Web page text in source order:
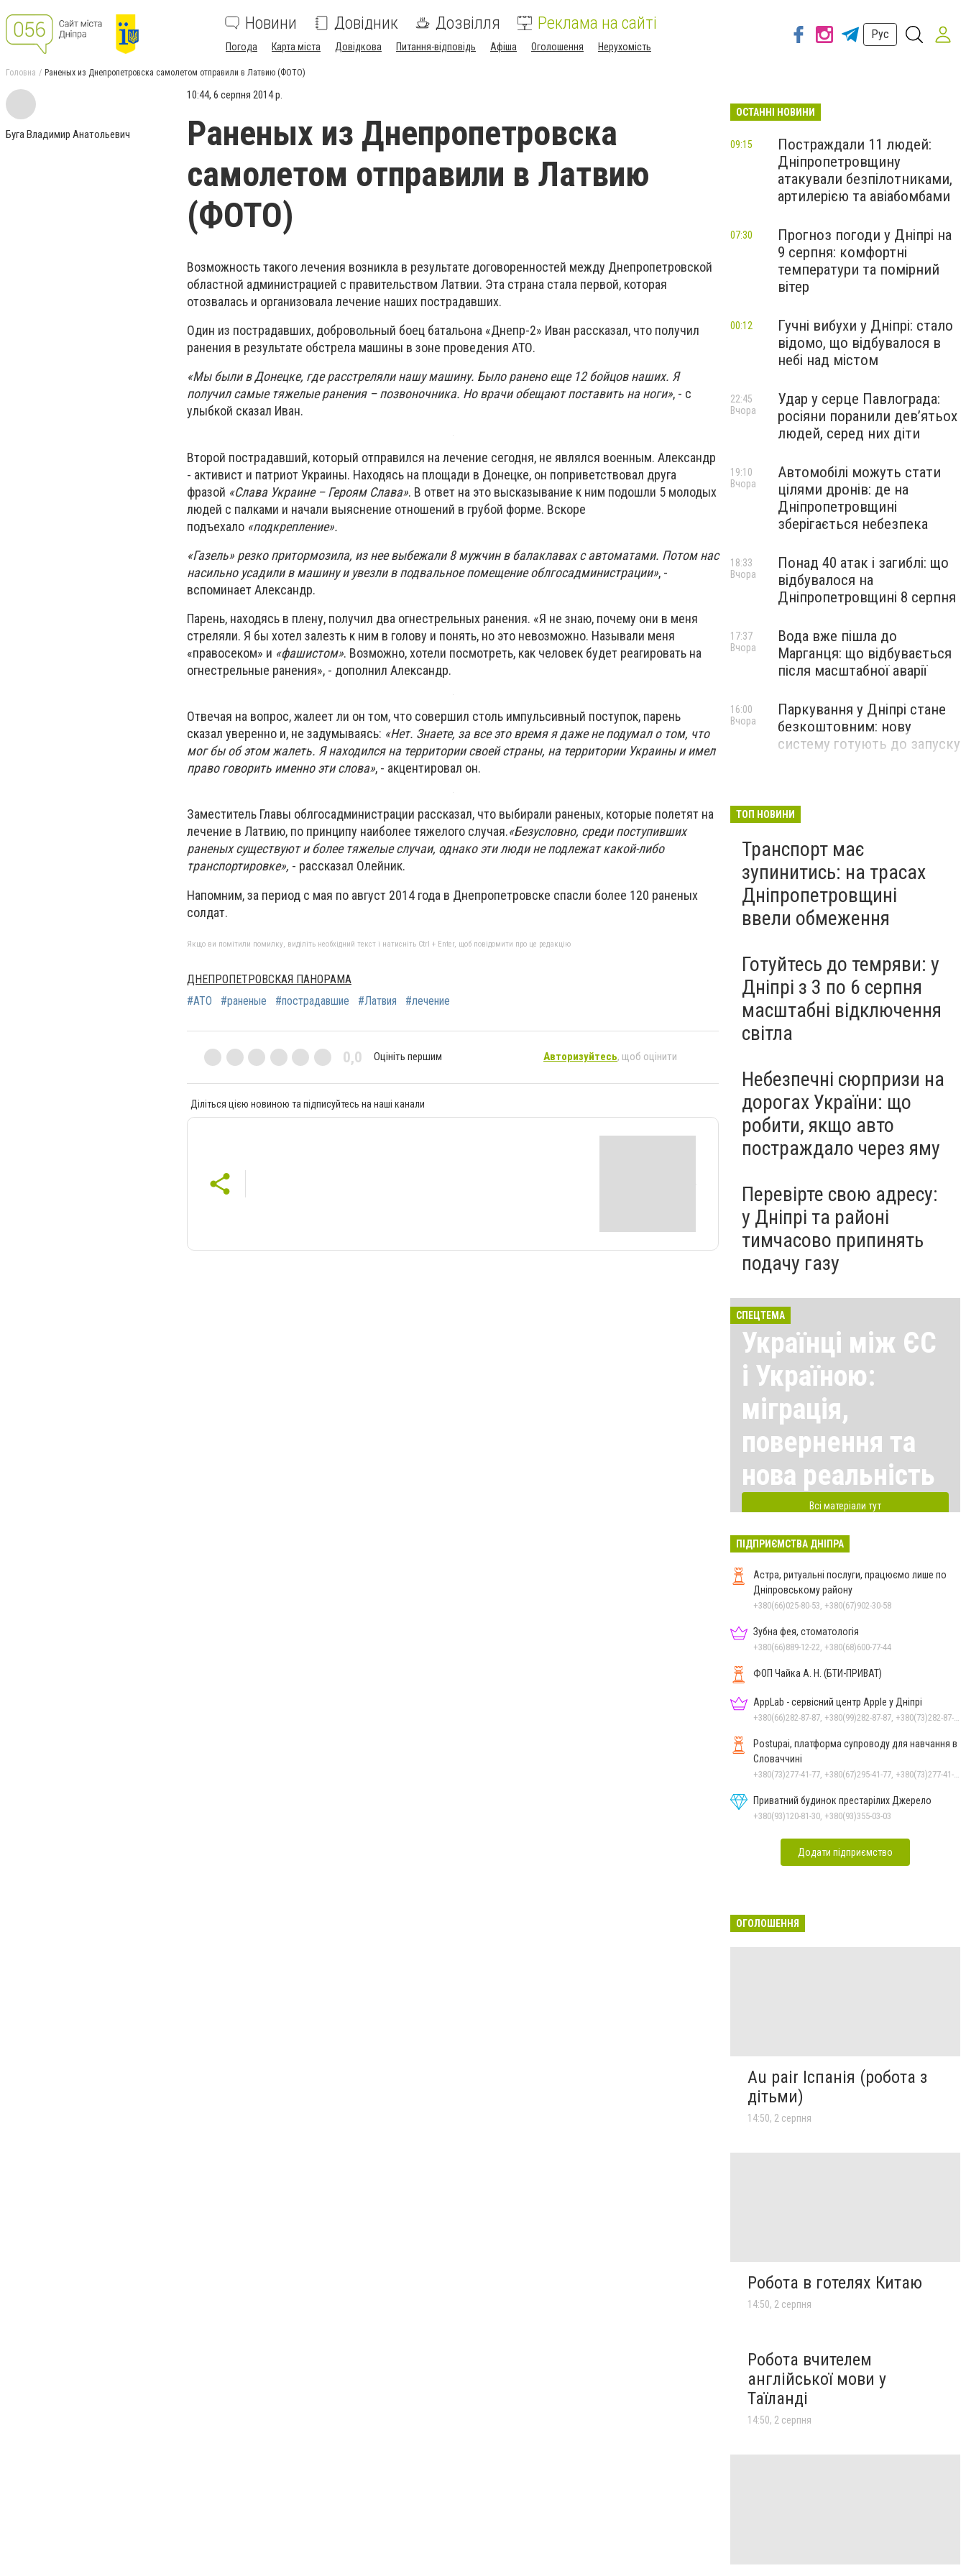
Новини Довідник Дозвілля Реклама на сайті
Погода Карта міста Довідкова Питання-відповідь Афіша Оголошення Нерухомість
Рус
Головна Раненых из Днепропетровска самолетом отправили в Латвию (ФОТО)
Буга Владимир Анатольевич
10:44, 6 серпня 2014 р.
Раненых из Днепропетровска
самолетом отправили в Латвию
(ФОТО)
Возможность такого лечения возникла в результате договоренностей между Днепропетровской
областной администрацией с правительством Латвии. Эта страна стала первой, которая
отозвалась и организовала лечение наших пострадавших.
Один из пострадавших, добровольный боец батальона «Днепр-2» Иван рассказал, что получил
ранения в результате обстрела машины в зоне проведения АТО.
«Мы были в Донецке, где расстреляли нашу машину. Было ранено еще 12 бойцов наших. Я
получил самые тяжелые ранения – позвоночника. Но врачи обещают поставить на ноги», - с
улыбкой сказал Иван.
Второй пострадавший, который отправился на лечение сегодня, не являлся военным. Александр
- активист и патриот Украины. Находясь на площади в Донецке, он поприветствовал друга
фразой «Слава Украине – Героям Слава». В ответ на это высказывание к ним подошли 5 молодых
людей с палками и начали выяснение отношений в грубой форме. Вскоре
подъехало «подкрепление».
«Газель» резко притормозила, из нее выбежали 8 мужчин в балаклавах с автоматами. Потом нас
насильно усадили в машину и увезли в подвальное помещение облгосадминистрации», -
вспоминает Александр.
Парень, находясь в плену, получил два огнестрельных ранения. «Я не знаю, почему они в меня
стреляли. Я бы хотел залезть к ним в голову и понять, но это невозможно. Называли меня
«правосеком» и «фашистом». Возможно, хотели посмотреть, как человек будет реагировать на
огнестрельные ранения», - дополнил Александр.
Отвечая на вопрос, жалеет ли он том, что совершил столь импульсивный поступок, парень
сказал уверенно и, не задумываясь: «Нет. Знаете, за все это время я даже не подумал о том, что
мог бы об этом жалеть. Я находился на территории своей страны, на территории Украины и имел
право говорить именно эти слова», - акцентировал он.
Заместитель Главы облгосадминистрации рассказал, что выбирали раненых, которые полетят на
лечение в Латвию, по принципу наиболее тяжелого случая.«Безусловно, среди поступивших
раненых существуют и более тяжелые случаи, однако эти люди не подлежат какой-либо
транспортировке», - рассказал Олейник.
Напомним, за период с мая по август 2014 года в Днепропетровске спасли более 120 раненых
солдат.
Якщо ви помітили помилку, виділіть необхідний текст і натисніть Ctrl + Enter, щоб повідомити про це редакцію
ДНЕПРОПЕТРОВСКАЯ ПАНОРАМА
#АТО
#раненые #пострадавшие #Латвия #лечение
0,0 Оцініть першим Авторизуйтесь, щоб оцінити
Діліться цією новиною та підписуйтесь на наші канали
ОСТАННІ НОВИНИ
Постраждали 11 людей:
Дніпропетровщину
атакували безпілотниками,
артилерією та авіабомбами
09:15
Прогноз погоди у Дніпрі на
9 серпня: комфортні
температури та помірний
вітер
07:30
Гучні вибухи у Дніпрі: стало
відомо, що відбувалося в
небі над містом
00:12
Удар у серце Павлограда:
росіяни поранили дев’ятьох
людей, серед них діти
22:45
Вчора
Автомобілі можуть стати
цілями дронів: де на
Дніпропетровщині
зберігається небезпека
19:10
Вчора
Понад 40 атак і загиблі: що
відбувалося на
Дніпропетровщині 8 серпня
18:33
Вчора
Вода вже пішла до
Марганця: що відбувається
після масштабної аварії
17:37
Вчора
Паркування у Дніпрі стане
безкоштовним: нову
систему готують до запуску
16:00
Вчора
ТОП НОВИНИ
Транспорт має
зупинитись: на трасах
Дніпропетровщині
ввели обмеження
Готуйтесь до темряви: у
Дніпрі з 3 по 6 серпня
масштабні відключення
світла
Небезпечні сюрпризи на
дорогах України: що
робити, якщо авто
постраждало через яму
Перевірте свою адресу:
у Дніпрі та районі
тимчасово припинять
подачу газу
СПЕЦТЕМА
Українці між ЄС
і Україною:
міграція,
повернення та
нова реальність
Всі матеріали тут
ПІДПРИЄМСТВА ДНІПРА
Астра, ритуальні послуги, працюємо лише по
Дніпровському району
+380(66)025-80-53, +380(67)902-30-58
Зубна фея, стоматологія
+380(66)889-12-22, +380(68)600-77-44
ФОП Чайка А. Н. (БТИ-ПРИВАТ)
AppLab - сервісний центр Apple у Дніпрі
Postupai, платформа супроводу для навчання в
Словаччині
Приватний будинок престарілих Джерело
+380(93)120-81-30, +380(93)355-03-03
Додати підприємство
ОГОЛОШЕННЯ
Au pair Іспанія (робота з
дітьми)
14:50, 2 серпня
Робота в готелях Китаю
14:50, 2 серпня
Робота вчителем
англійської мови у
Таїланді
14:50, 2 серпня